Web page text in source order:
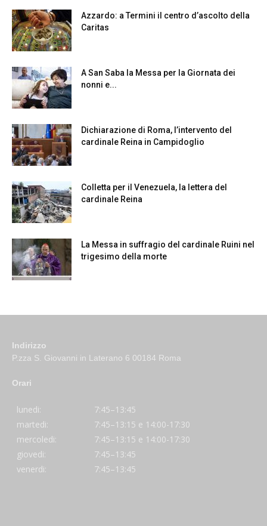
Azzardo: a Termini il centro d’ascolto della
Caritas
A San Saba la Messa per la Giornata dei
nonni e...
Dichiarazione di Roma, l’intervento del
cardinale Reina in Campidoglio
Colletta per il Venezuela, la lettera del
cardinale Reina
La Messa in suffragio del cardinale Ruini nel
trigesimo della morte
Indirizzo
P.zza S. Giovanni in Laterano 6 00184 Roma
Orari
lunedi:
7:45–13:45
martedi:
7:45–13:15 e 14:00-17:30
mercoledi:
7:45–13:15 e 14:00-17:30
giovedi:
7:45–13:45
venerdi:
7:45–13:45